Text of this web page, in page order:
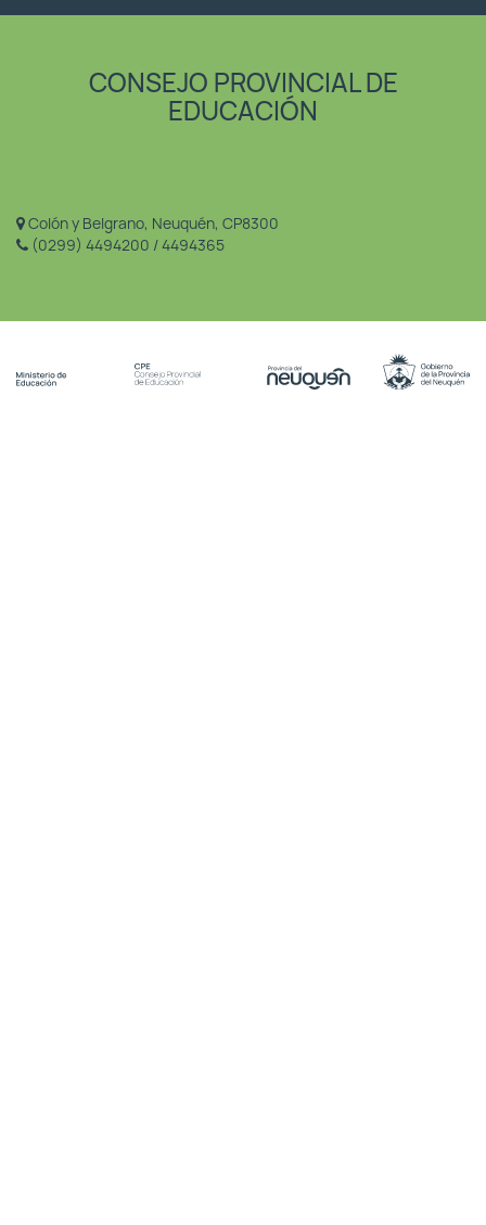
CONSEJO PROVINCIAL DE
EDUCACIÓN
Colón y Belgrano, Neuquén, CP8300
(0299) 4494200 / 4494365